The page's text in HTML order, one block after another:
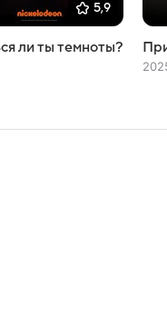
5,9
ли ты темноты?